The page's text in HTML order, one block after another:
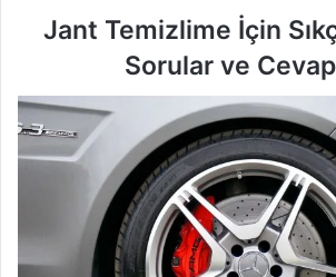
Jant Temizlime İçin
Sorular ve